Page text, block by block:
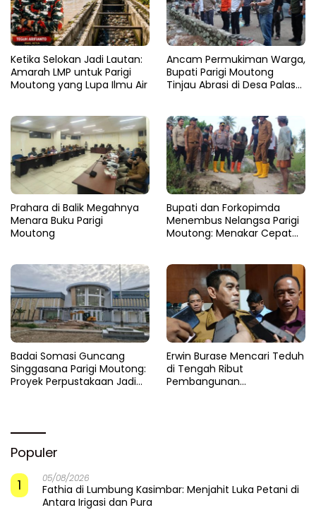
Ketika Selokan Jadi Lautan:
Amarah LMP untuk Parigi
Moutong yang Lupa Ilmu Air
Ancam Permukiman Warga,
Bupati Parigi Moutong
Tinjau Abrasi di Desa Palasa
Prahara di Balik Megahnya
Menara Buku Parigi
Moutong
​Bupati dan Forkopimda
Menembus Nelangsa Parigi
Moutong: Menakar Cepat
Badai Somasi Guncang
Singgasana Parigi Moutong:
Proyek Perpustakaan Jadi
Erwin Burase Mencari Teduh
di Tengah Ribut
Pembangunan
Populer
1
05/08/2026
Fathia di Lumbung Kasimbar: Menjahit Luka Petani di
Antara Irigasi dan Pura